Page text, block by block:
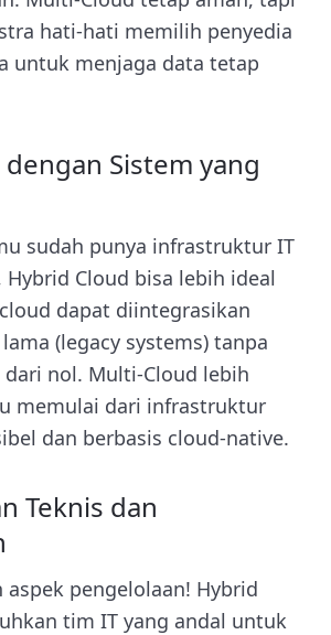
hati-hati memilih penyedia
untuk menjaga data tetap
Sistem yang
sudah punya infrastruktur IT
Hybrid Cloud bisa lebih ideal
dapat diintegrasikan
(legacy systems) tanpa
nol. Multi-Cloud lebih
memulai dari infrastruktur
dan berbasis cloud-native.
Teknis dan
aspek pengelolaan! Hybrid
tim IT yang andal untuk